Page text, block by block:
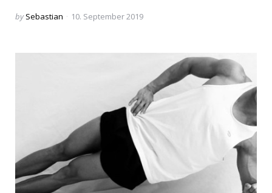
Posted
by Sebastian 10. September 2019